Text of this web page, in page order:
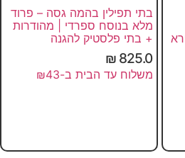
בתי תפילין בהמה גסה – פרוד
מלא בנוסח ספרדי | מהודרות
+ בתי פלסטיק להגנה
825.0
₪
משלוח עד הבית ב-₪43